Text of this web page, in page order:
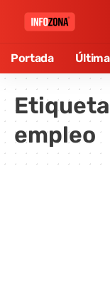
Portada
empleo